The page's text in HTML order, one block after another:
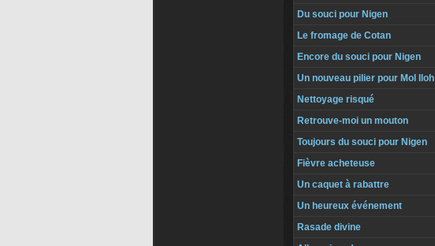
Du souci pour Nigen
Le fromage de Cotan
Encore du souci pour Nigen
Un nouveau pilier pour Mol Iloh
Nettoyage risqué
Retrouve-moi un mouton
Toujours du souci pour Nigen
Fièvre acheteuse
Un caquet à rabattre
Un heureux événement
Rasade divine